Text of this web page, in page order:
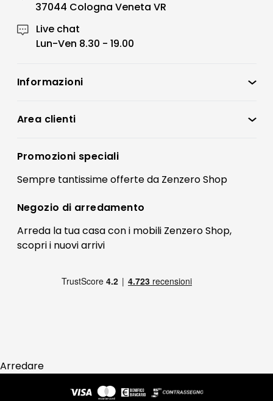
37044 Cologna Veneta VR
Live chat
Lun-Ven 8.30 - 19.00
Informazioni
Condizioni di vendita
Preferenze Cookies
Termini e condizioni
Contatti
FAQ
Pagamenti
Area clienti
Registrati
Il mio account
Promozioni speciali
Sempre tantissimeofferteda Zenzero Shop
Negozio di arredamento
Arreda la tua casa con i mobili Zenzero Shop,
scopri i nuovi arrivi
Arredare